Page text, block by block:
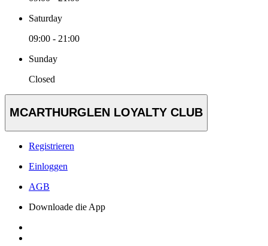
Saturday
09:00 - 21:00
Sunday
Closed
MCARTHURGLEN LOYALTY CLUB
Registrieren
Einloggen
AGB
Downloade die App